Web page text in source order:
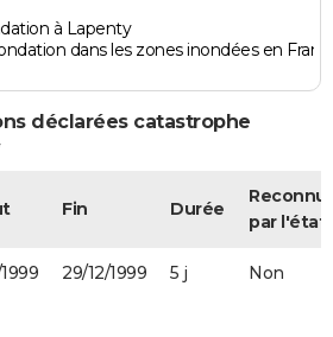
à Lapenty
dans les zones inondées en
déclarées catastrophe
Fin Durée
par l'état
29/12/1999 5 j Non